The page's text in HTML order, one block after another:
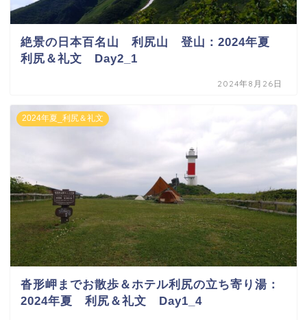
絶景の日本百名山 利尻山 登山：2024年夏
利尻＆礼文 Day2_1
2024年8月26日
2024年夏_利尻＆礼文
沓形岬までお散歩＆ホテル利尻の立ち寄り湯：
2024年夏 利尻＆礼文 Day1_4